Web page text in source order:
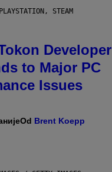
STEAM
Developer
to Major PC
Issues
Od Brent Koepp